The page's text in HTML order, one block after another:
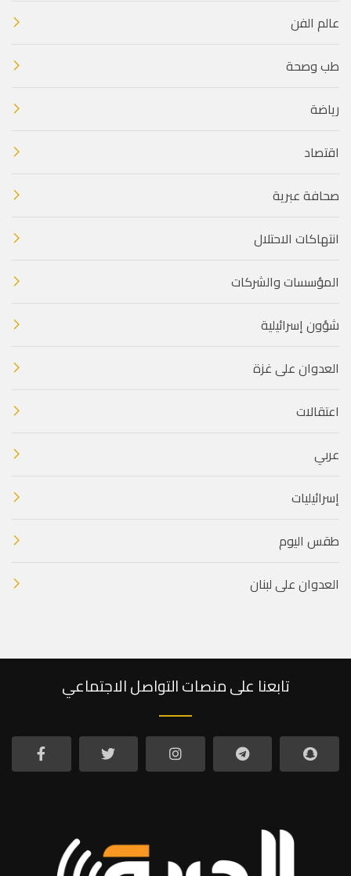
عالم الفن
طب وصحة
رياضة
اقتصاد
صحافة عبرية
انتهاكات الاحتلال
المؤسسات والشركات
شؤون إسرائيلية
العدوان على غزة
اعتقالات
عربي
إسرائيليات
طقس اليوم
العدوان على لبنان
تابعنا على منصات التواصل الاجتماعي